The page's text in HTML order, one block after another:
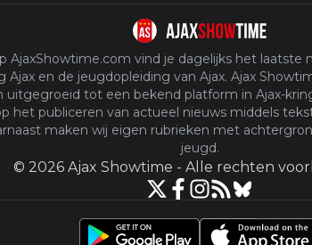
AjaxShowtime.com vind je dagelijks het laatste
Ajax en de jeugdopleiding van Ajax. Ajax
uitgegroeid tot een bekend platform in Ajax-
het publiceren van actueel nieuws middels
maken wij eigen rubrieken met
jeugd.
© 2026 Ajax Showtime - Alle rechten